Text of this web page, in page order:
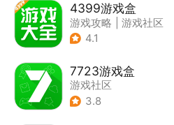
4399游戏盒
游戏攻略
游戏社区
4.1
7723游戏盒
游戏社区
3.8